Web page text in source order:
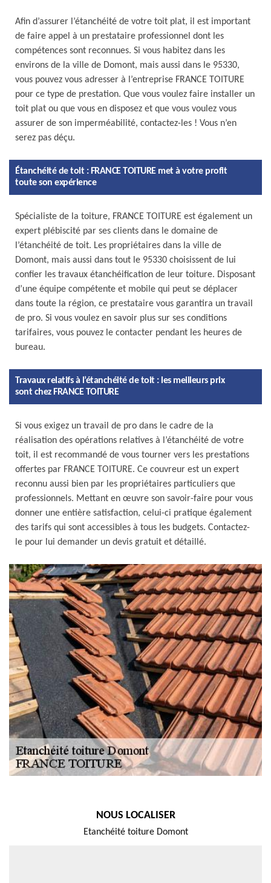
Afin d’assurer l’étanchéité de votre toit plat, il est important
de faire appel à un prestataire professionnel dont les
compétences sont reconnues. Si vous habitez dans les
environs de la ville de Domont, mais aussi dans le 95330,
vous pouvez vous adresser à l’entreprise FRANCE TOITURE
pour ce type de prestation. Que vous voulez faire installer un
toit plat ou que vous en disposez et que vous voulez vous
assurer de son imperméabilité, contactez-les ! Vous n’en
serez pas déçu.
Étanchéité de toit : FRANCE TOITURE met à votre profit
toute son expérience
Spécialiste de la toiture, FRANCE TOITURE est également un
expert plébiscité par ses clients dans le domaine de
l’étanchéité de toit. Les propriétaires dans la ville de
Domont, mais aussi dans tout le 95330 choisissent de lui
confier les travaux étanchéification de leur toiture. Disposant
d’une équipe compétente et mobile qui peut se déplacer
dans toute la région, ce prestataire vous garantira un travail
de pro. Si vous voulez en savoir plus sur ses conditions
tarifaires, vous pouvez le contacter pendant les heures de
bureau.
Travaux relatifs à l’étanchéité de toit : les meilleurs prix
sont chez FRANCE TOITURE
Si vous exigez un travail de pro dans le cadre de la
réalisation des opérations relatives à l’étanchéité de votre
toit, il est recommandé de vous tourner vers les prestations
offertes par FRANCE TOITURE. Ce couvreur est un expert
reconnu aussi bien par les propriétaires particuliers que
professionnels. Mettant en œuvre son savoir-faire pour vous
donner une entière satisfaction, celui-ci pratique également
des tarifs qui sont accessibles à tous les budgets. Contactez-
le pour lui demander un devis gratuit et détaillé.
NOUS LOCALISER
Etanchéité toiture Domont